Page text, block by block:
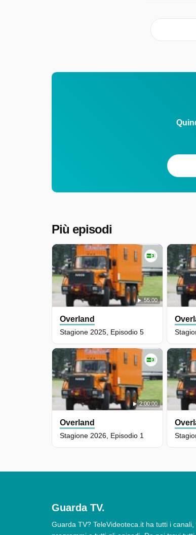
Più episodi
55:00
Overland
Stagione 2025, Episodio 5
2:00:00
Overland
Stagione 2026, Episodio 1
Guarda TV.
Guarda TV? TeleVideoteca.it ha tutti i canali,